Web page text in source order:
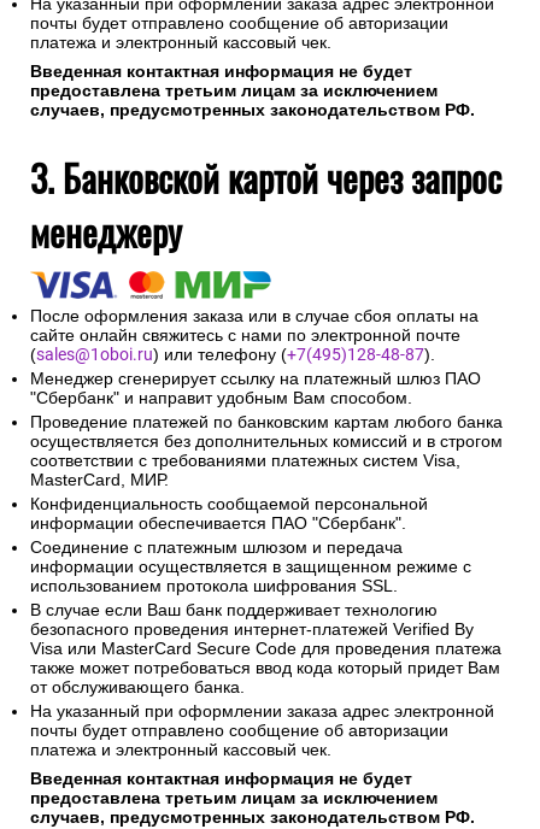
На указанный при оформлении заказа адрес электронной
почты будет отправлено сообщение об авторизации
платежа и электронный кассовый чек.
Введенная контактная информация не будет
предоставлена третьим лицам за исключением
случаев, предусмотренных законодательством РФ.
3. Банковской картой через запрос
менеджеру
После оформления заказа или в случае сбоя оплаты на
сайте онлайн свяжитесь с нами по электронной почте
(sales@1oboi.ru) или телефону (+7(495)128-48-87).
Менеджер сгенерирует ссылку на платежный шлюз ПАО
"Сбербанк" и направит удобным Вам способом.
Проведение платежей по банковским картам любого банка
осуществляется без дополнительных комиссий и в строгом
соответствии с требованиями платежных систем Visa,
MasterCard, МИР.
Конфиденциальность сообщаемой персональной
информации обеспечивается ПАО "Сбербанк".
Соединение с платежным шлюзом и передача
информации осуществляется в защищенном режиме с
использованием протокола шифрования SSL.
В случае если Ваш банк поддерживает технологию
безопасного проведения интернет-платежей Verified By
Visa или MasterCard Secure Code для проведения платежа
также может потребоваться ввод кода который придет Вам
от обслуживающего банка.
На указанный при оформлении заказа адрес электронной
почты будет отправлено сообщение об авторизации
платежа и электронный кассовый чек.
Введенная контактная информация не будет
предоставлена третьим лицам за исключением
случаев, предусмотренных законодательством РФ.